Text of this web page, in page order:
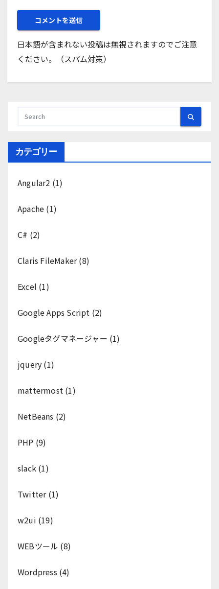
日本語が含まれない投稿は無視されますのでご注意
ください。（スパム対策）
カテゴリー
Angular2 (1)
Apache (1)
C# (2)
Claris FileMaker(8)
Excel (1)
Google Apps Script (2)
Googleタグマネージャー (1)
jquery (1)
mattermost (1)
NetBeans (2)
PHP (9)
slack (1)
Twitter(1)
w2ui (19)
WEBツール (8)
Wordpress (4)